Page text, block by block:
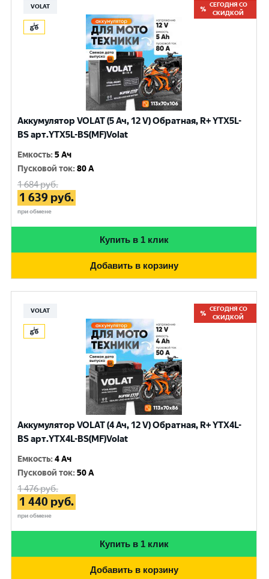
VOLAT
СЕГОДНЯ СО
СКИДКОЙ
Аккумулятор VOLAT (5 Ач, 12 V) Обратная, R+ YTX5L-
BS арт.YTX5L-BS(MF)Volat
Емкость:5 Ач
Пусковой ток:80 A
1 684руб.
1 639 руб.
при обмене
Купить в 1 клик
Добавить в корзину
VOLAT
СЕГОДНЯ СО
СКИДКОЙ
Аккумулятор VOLAT (4 Ач, 12 V) Обратная, R+ YTX4L-
BS арт.YTX4L-BS(MF)Volat
Емкость:4 Ач
Пусковой ток:50 A
1 476руб.
1 440 руб.
при обмене
Купить в 1 клик
Добавить в корзину